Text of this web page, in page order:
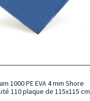
1000 PE EVA 4 mm Shore
110 plaque de 115x115 cm